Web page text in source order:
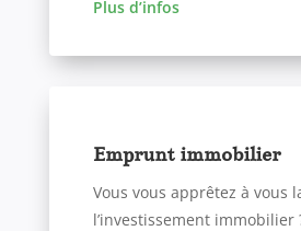
Plus d’infos
Emprunt immobilier
Vous vous apprêtez à vous
l’investissement immobilier